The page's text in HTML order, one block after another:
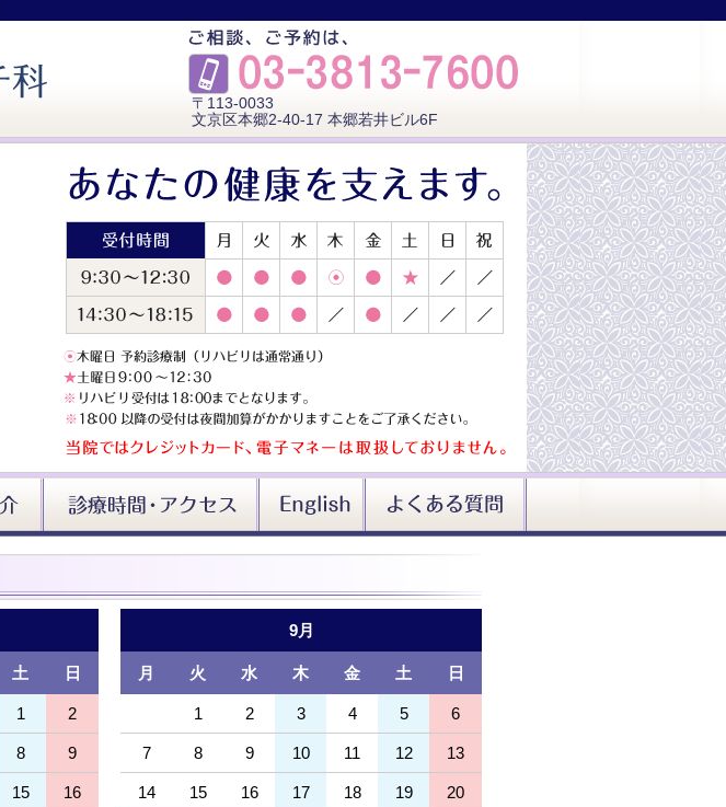
〒113-0033
文京区本郷2-40-17 本郷若井ビル6F
土 日
1 2
8 9
15 16
9月
月 火 水 木 金 土 日
1 2 3 4 5 6
7 8 9 10 11 12 13
14 15 16 17 18 19 20